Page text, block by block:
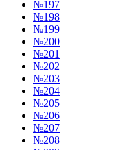
№197
№198
№199
№200
№201
№202
№203
№204
№205
№206
№207
№208